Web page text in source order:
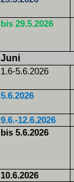
bis 29.5.2026
Juni
1.6-5.6.2026
5.6.2026
9.6.-12.6.2026
bis 5.6.2026
10.6.2026